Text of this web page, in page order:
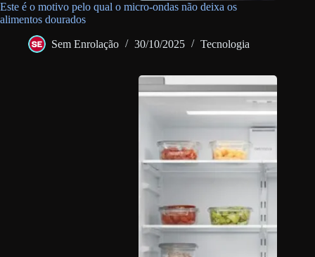
Este é o motivo pelo qual o micro-ondas não deixa os
alimentos dourados
Sem Enrolação 30/10/2025 Tecnologia